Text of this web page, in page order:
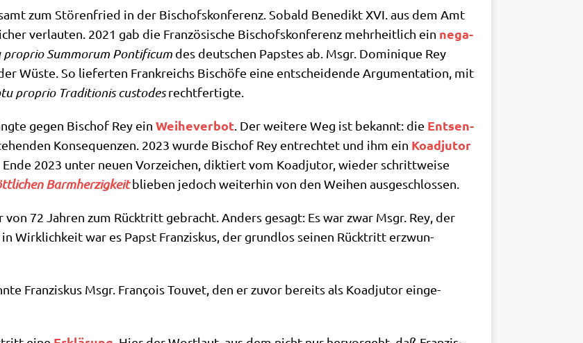
zum Stö­ren­fried in der Bischofs­kon­fe­renz. Sobald Bene­dikt XVI. aus dem Amt
ver­lau­ten. 2021 gab die Fran­zö­si­sche Bischofs­kon­fe­renz mehr­heit­lich ein nega­
pro­prio Sum­morum Pon­ti­fi­cum des deut­schen Pap­stes ab. Msgr. Domi­ni­que Rey
Wüste. So lie­fer­ten Frank­reichs Bischö­fe eine ent­schei­den­de Argu­men­ta­ti­on, mit
pro­prio Tra­di­tio­nis cus­to­desrechtfertigte.
gegen Bischof Rey ein Wei­he­ver­bot . Der wei­te­re Weg ist bekannt: die Ent­sen­
Kon­se­quen­zen. 2023 wur­de Bischof Rey ent­rech­tet und ihm ein Koad­ju­tor
2023 unter neu­en Vor­zei­chen, dik­tiert vom Koad­ju­tor, wie­der schritt­wei­se
Barm­her­zig­keitblie­ben jedoch wei­ter­hin von den Wei­hen ausgeschlossen.
72 Jah­ren zum Rück­tritt gebracht. Anders gesagt: Es war zwar Msgr. Rey, der
Wirk­lich­keit war es Papst Fran­zis­kus, der grund­los sei­nen Rück­tritt erzwun­
Fran­zis­kus Msgr. Fran­çois Tou­vet, den er zuvor bereits als Koad­ju­tor ein­ge­